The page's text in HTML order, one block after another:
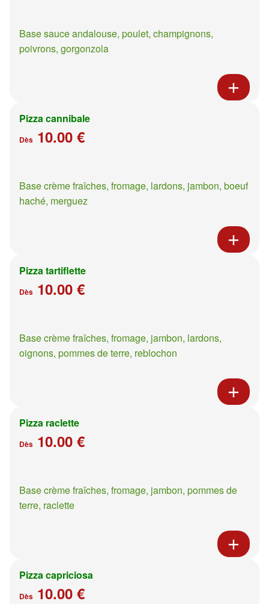
Base sauce andalouse, poulet, champignons,
poivrons, gorgonzola
Pizza cannibale
Dès 10.00 €
Base crème fraîches, fromage, lardons, jambon, boeuf
haché, merguez
Pizza tartiflette
Dès 10.00 €
Base crème fraîches, fromage, jambon, lardons,
oignons, pommes de terre, reblochon
Pizza raclette
Dès 10.00 €
Base crème fraîches, fromage, jambon, pommes de
terre, raclette
Pizza capriciosa
Dès 10.00 €